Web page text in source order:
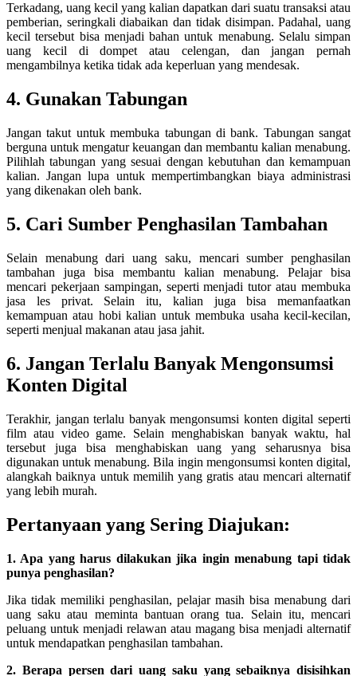
Terkadang, uang kecil yang kalian dapatkan dari suatu transaksi atau
pemberian, seringkali diabaikan dan tidak disimpan. Padahal, uang
kecil tersebut bisa menjadi bahan untuk menabung. Selalu simpan
uang kecil di dompet atau celengan, dan jangan pernah
mengambilnya ketika tidak ada keperluan yang mendesak.
4. Gunakan Tabungan
Jangan takut untuk membuka tabungan di bank. Tabungan sangat
berguna untuk mengatur keuangan dan membantu kalian menabung.
Pilihlah tabungan yang sesuai dengan kebutuhan dan kemampuan
kalian. Jangan lupa untuk mempertimbangkan biaya administrasi
yang dikenakan oleh bank.
5. Cari Sumber Penghasilan Tambahan
Selain menabung dari uang saku, mencari sumber penghasilan
tambahan juga bisa membantu kalian menabung. Pelajar bisa
mencari pekerjaan sampingan, seperti menjadi tutor atau membuka
jasa les privat. Selain itu, kalian juga bisa memanfaatkan
kemampuan atau hobi kalian untuk membuka usaha kecil-kecilan,
seperti menjual makanan atau jasa jahit.
6. Jangan Terlalu Banyak Mengonsumsi
Konten Digital
Terakhir, jangan terlalu banyak mengonsumsi konten digital seperti
film atau video game. Selain menghabiskan banyak waktu, hal
tersebut juga bisa menghabiskan uang yang seharusnya bisa
digunakan untuk menabung. Bila ingin mengonsumsi konten digital,
alangkah baiknya untuk memilih yang gratis atau mencari alternatif
yang lebih murah.
Pertanyaan yang Sering Diajukan:
1. Apa yang harus dilakukan jika ingin menabung tapi tidak
punya penghasilan?
Jika tidak memiliki penghasilan, pelajar masih bisa menabung dari
uang saku atau meminta bantuan orang tua. Selain itu, mencari
peluang untuk menjadi relawan atau magang bisa menjadi alternatif
untuk mendapatkan penghasilan tambahan.
2. Berapa persen dari uang saku yang sebaiknya disisihkan